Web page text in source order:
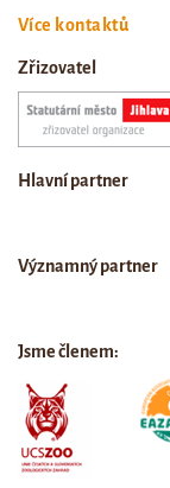
Více kontaktů
Zřizovatel
Hlavní partner
Významný partner
Jsme členem: